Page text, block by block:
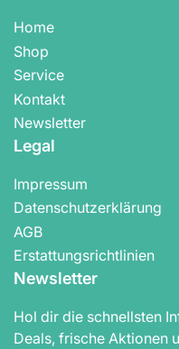
Home
Shop
Service
Kontakt
Newsletter
Legal
Impressum
Datenschutzerklärung
AGB
Erstattungsrichtlinien
Newsletter
Hol dir die schnellsten
Deals, frische Aktionen